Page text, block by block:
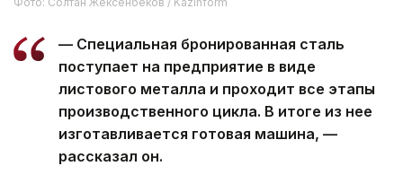
— Специальная бронированная сталь
поступает на предприятие в виде
листового металла и проходит все этапы
производственного цикла. В итоге из нее
изготавливается готовая машина, —
рассказал он.